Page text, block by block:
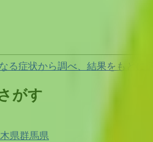
る症状から調べ、結果をもとに
がす
県群馬県